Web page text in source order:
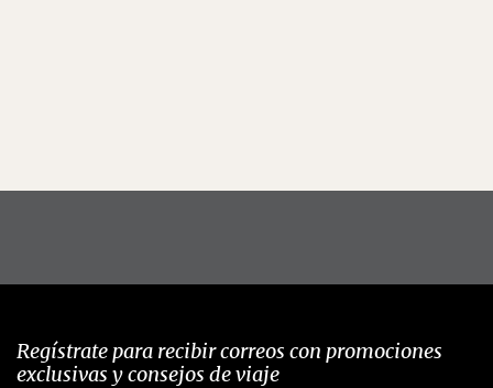
Regístrate para recibir correos con promociones
exclusivas y consejos de viaje